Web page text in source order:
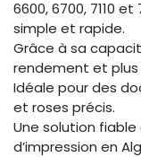
6600, 6700, 7110
simple et rapide.
Grâce à sa
rendement et plus
Idéale pour des
et roses précis.
Une solution
d’impression en